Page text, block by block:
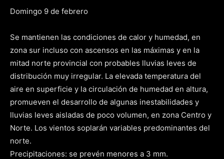
Domingo 9 de febrero
Se mantienen las condiciones de calor y humedad, en
zona sur incluso con ascensos en las máximas y en la
mitad norte provincial con probables lluvias leves de
distribución muy irregular. La elevada temperatura del
aire en superficie y la circulación de humedad en altura,
promueven el desarrollo de algunas inestabilidades y
lluvias leves aisladas de poco volumen, en zona Centro y
Norte. Los vientos soplarán variables predominantes del
norte.
Precipitaciones: se prevén menores a 3 mm.